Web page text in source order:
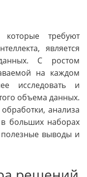
требуют
является
С ростом
на каждом
исследовать и
объема данных.
анализа
больших наборах
полезные выводы и